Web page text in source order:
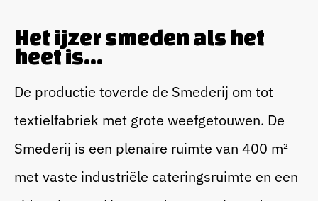
Sitting Dinner
Cases
Het ijzer smeden als het
heet is...
De productie toverde de Smederij om tot
textielfabriek met grote weefgetouwen. De
Smederij is een plenaire ruimte van 400 m²
met vaste industriële cateringsruimte en een